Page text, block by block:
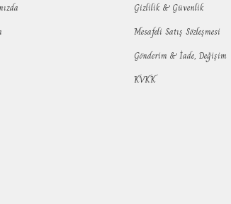
Gizlilik & Güvenlik
Mesafeli Satış Sözleşmesi
Gönderim & İade, Değişim
KVKK